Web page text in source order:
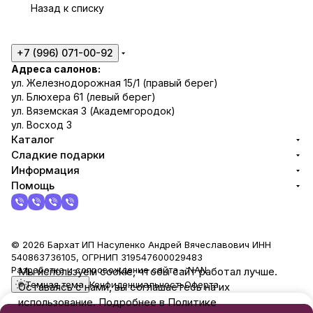
Назад к списку
+7 (996) 071-00-92
Адреса салонов:
ул. Железнодорожная 15/1 (правый берег)
ул. Блюхера 61 (левый берег)
ул. Вяземская 3 (Академгородок)
ул. Восход 3
Каталог
Сладкие подарки
Информация
Помощь
© 2026 Бархат ИП Насуленко Андрей Вячеславович ИНН
540863736105, ОГРНИП 319547600029483
Разработка и сопровождение сайта -NAN
Темная тема КонфиденциальностьОферта
Мы используем cookie, чтобы сайт работал лучше.
Оставаясь с нами, вы соглашаетесь на их
использование. Подробнее в Политике